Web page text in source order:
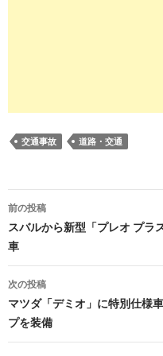
交通事故 道路・交通
投
稿
ナ
ビ
ゲ
ー
前の投稿
スバルから新型「プレオ プラ
車
次の投稿
マツダ「デミオ」に特別仕様
プを装備